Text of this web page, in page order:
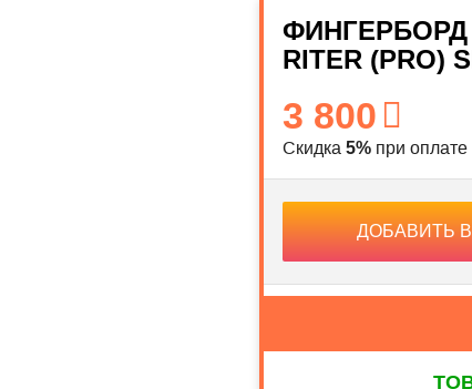
ФИНГЕРБОРД
RITER (PRO)
3 800
Скидка 5% при оплате
ДОБАВИТЬ